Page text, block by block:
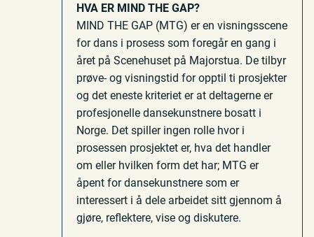
HVA ER MIND THE GAP?
MIND THE GAP (MTG) er en visningsscene
for dans i prosess som foregår en gang i
året på Scenehuset på Majorstua. De tilbyr
prøve- og visningstid for opptil ti prosjekter
og det eneste kriteriet er at deltagerne er
profesjonelle dansekunstnere bosatt i
Norge. Det spiller ingen rolle hvor i
prosessen prosjektet er, hva det handler
om eller hvilken form det har; MTG er
åpent for dansekunstnere som er
interessert i å dele arbeidet sitt gjennom å
gjøre, reflektere, vise og diskutere.